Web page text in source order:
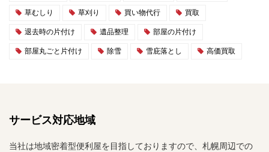
草むしり 草刈り 買い物代行 買取
退去時の片付け 遺品整理 部屋の片付け
部屋丸ごと片付け 除雪 雪庇落とし 高価買取
サービス対応地域
当社は地域密着型便利屋を目指しておりますので、札幌周辺での